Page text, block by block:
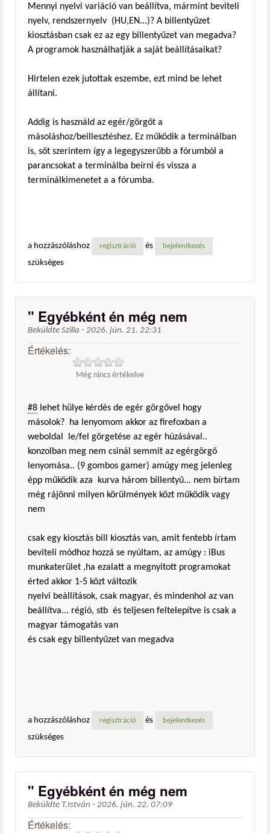
Mennyi nyelvi variáció van beállítva, mármint beviteli
nyelv, rendszernyelv (HU,EN...)? A billentyűzet
kiosztásban csak ez az egy billentyűzet van megadva?
A programok használhatják a saját beállításaikat?
Hirtelen ezek jutottak eszembe, ezt mind be lehet
állítani.
Addig is használd az egér/görgőt a
másoláshoz/beillesztéshez. Ez működik a terminálban
is, sőt szerintem így a legegyszerűbb a fórumból a
parancsokat a terminálba beírni és vissza a
terminálkimenetet a a fórumba.
a hozzászóláshoz regisztráció és bejelentkezés
szükséges
" Egyébként én még nem
Beküldte Szilla - 2026. jún. 21. 22:31
Értékelés:
Még nincs értékelve
#8 lehet hülye kérdés de egér görgővel hogy
másolok? ha lenyomom akkor az firefoxban a
weboldal le/fel görgetése az egér húzásával..
konzolban meg nem csinál semmit az egérgörgő
lenyomása.. (9 gombos gamer) amúgy meg jelenleg
épp működik aza kurva három billentyű... nem bírtam
még rájönni milyen körülmények közt működik vagy
nem
csak egy kiosztás bill kiosztás van, amit fentebb írtam
beviteli módhoz hozzá se nyúltam, az amúgy : iBus
munkaterület ,ha ezalatt a megnyitott programokat
érted akkor 1-5 közt változik
nyelvi beállítások, csak magyar, és mindenhol az van
beállítva... régió, stb és teljesen feltelepítve is csak a
magyar támogatás van
és csak egy billentyűzet van megadva
a hozzászóláshoz regisztráció és bejelentkezés
szükséges
" Egyébként én még nem
Beküldte T.István - 2026. jún. 22. 07:09
Értékelés: